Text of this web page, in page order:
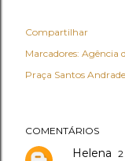
Compartilhar
Marcadores: Agência
Praça Santos Andrade
COMENTÁRIOS
Helena 2